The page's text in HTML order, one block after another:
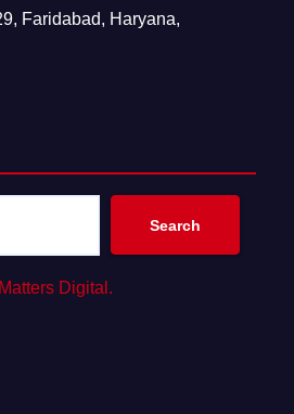
Faridabad, Haryana,
Search
Digital.